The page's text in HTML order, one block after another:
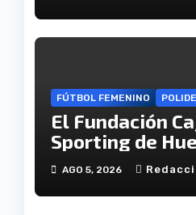
FÚTBOL FEMENINO
El Fundación
Sporting de
disputará la
Andalucía en el
Antonio Toledo
AGO 5, 2026